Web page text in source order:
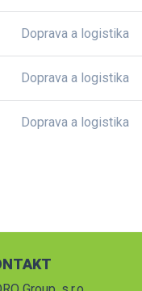
Doprava a logistika
Doprava a logistika
Doprava a logistika